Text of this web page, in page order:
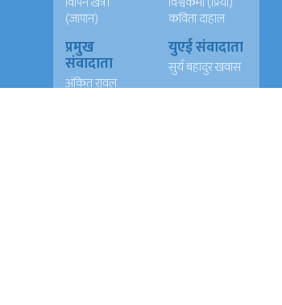
(जापान) कविता दाहाल
प्रमुख
संवादाता
अंकित रावल
युएई संवादाता
सुर्य बहादुर खवास